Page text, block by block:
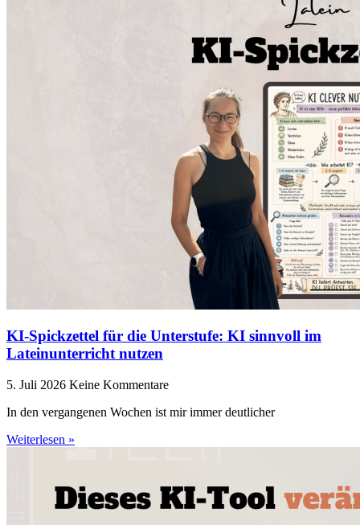
KI-Spickzettel für die Unterstufe: KI sinnvoll im
Lateinunterricht nutzen
5. Juli 2026 Keine Kommentare
In den vergangenen Wochen ist mir immer deutlicher
Weiterlesen »